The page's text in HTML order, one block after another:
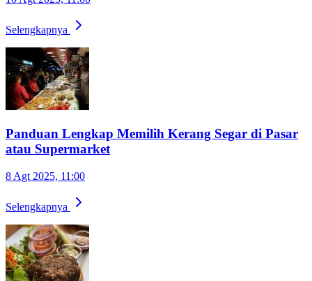
Selengkapnya
Panduan Lengkap Memilih Kerang Segar di Pasar
atau Supermarket
8 Agt 2025, 11:00
Selengkapnya